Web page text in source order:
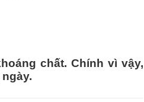
chất. Chính vì vậy,